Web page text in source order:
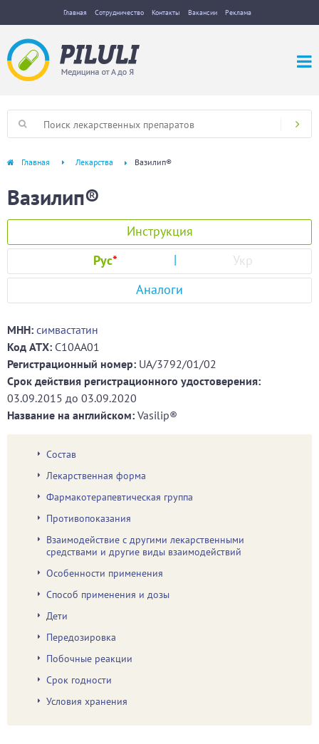
Главная Сотрудничество Контакты Вакансии Реклама
Главная Лекарства Вазилип®
Вазилип®
Инструкция
Рус*
Укр
Аналоги
МНН: симвастатин
Код ATХ: C10AA01
Регистрационный номер: UA/3792/01/02
Срок действия регистрационного удостоверения:
03.09.2015 до 03.09.2020
Название на английском: Vasilip®
Состав
Лекарственная форма
Фармакотерапевтическая группа
Противопоказания
Взаимодействие с другими лекарственными
средствами и другие виды взаимодействий
Особенности применения
Способ применения и дозы
Дети
Передозировка
Побочные реакции
Срок годности
Условия хранения